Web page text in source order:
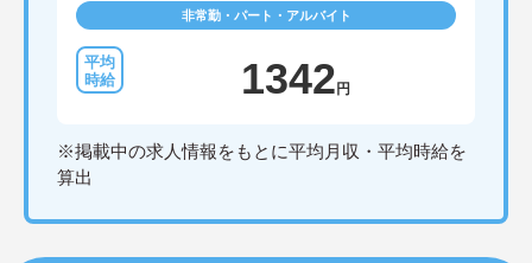
非常勤・パート・アルバイト
1342 円
※掲載中の求人情報をもとに平均月収・平均時給を
算出